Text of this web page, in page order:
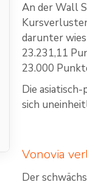
An der Wall
darunter
23.231,11
23.000
Die
sich
Vonovia
Der